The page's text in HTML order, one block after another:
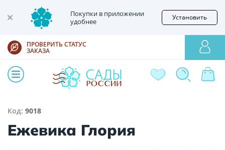
Покупки в приложении
удобнее
Установить
ПРОВЕРИТЬ СТАТУС
ЗАКАЗА
Код: 9018
Ежевика Глория